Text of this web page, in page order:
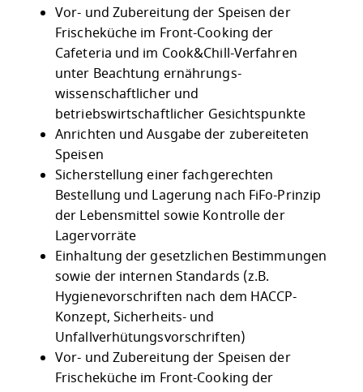
Vor- und Zubereitung der Speisen der
Frischeküche im Front-Cooking der
Cafeteria und im Cook&Chill-Verfahren
unter Beachtung ernährungs-
wissenschaftlicher und
betriebswirtschaftlicher Gesichtspunkte
Anrichten und Ausgabe der zubereiteten
Speisen
Sicherstellung einer fachgerechten
Bestellung und Lagerung nach FiFo-Prinzip
der Lebensmittel sowie Kontrolle der
Lagervorräte
Einhaltung der gesetzlichen Bestimmungen
sowie der internen Standards (z.B.
Hygienevorschriften nach dem HACCP-
Konzept, Sicherheits- und
Unfallverhütungsvorschriften)
Vor- und Zubereitung der Speisen der
Frischeküche im Front-Cooking der